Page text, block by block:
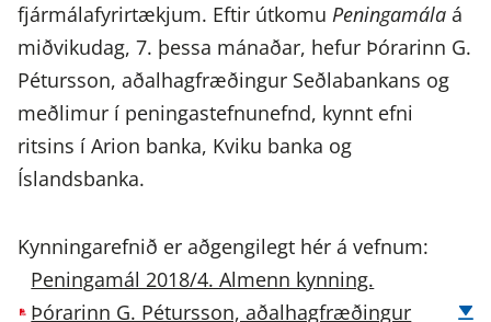
fjármálafyrirtækjum. Eftir útkomu Peningamála á
miðvikudag, 7. þessa mánaðar, hefur Þórarinn G.
Pétursson, aðalhagfræðingur Seðlabankans og
meðlimur í peningastefnunefnd, kynnt efni
ritsins í Arion banka, Kviku banka og
Íslandsbanka.
Kynningarefnið er aðgengilegt hér á vefnum:
Peningamál 2018/4. Almenn kynning.
Þórarinn G. Pétursson, aðalhagfræðingur